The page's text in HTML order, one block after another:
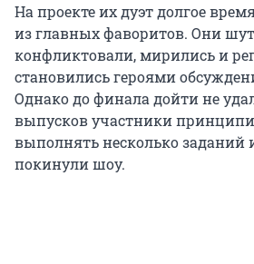
На проекте их дуэт долгое
из главных фаворитов. Они
конфликтовали, мирились и
становились героями
Однако до финала дойти не
выпусков участники
выполнять несколько заданий
покинули шоу.